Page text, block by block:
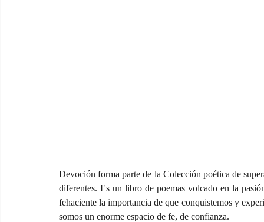
Devoción forma parte de la Colección poética de
diferentes. Es un libro de poemas volcado en la
fehaciente la importancia de que conquistemos y
somos un enorme espacio de fe, de confianza.